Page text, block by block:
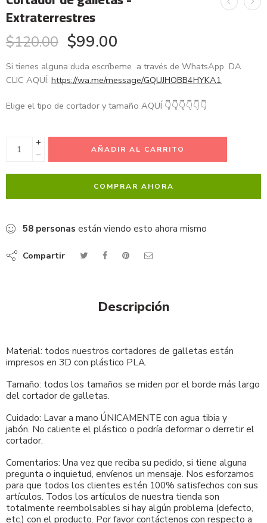
Extraterrestres
$120.00 $99.00
Si tienes alguna duda escríbeme a través de WhatsApp DA
CLIC AQUÍ: https://wa.me/message/GQUJHOBB4HYKA1
Elige el tipo de cortador y tamaño AQUÍ 👇👇👇👇👇👇
+
−
AÑADIR AL CARRITO
COMPRAR AHORA
58 personas están viendo esto ahora mismo
Compartir
Descripción
Material: todos nuestros cortadores de galletas están
impresos en 3D con plástico PLA.
Tamaño: todos los tamaños se miden por el borde más largo
del cortador de galletas.
Cuidado: Lavar a mano ÚNICAMENTE con agua tibia y
jabón. No caliente el plástico o podría deformar o derretir el
cortador.
Comentarios: Una vez que reciba su pedido, si tiene alguna
pregunta o inquietud, envíenos un mensaje. Nos esforzamos
para que todos los clientes estén 100% satisfechos con sus
artículos. Todos los artículos de nuestra tienda son
totalmente reembolsables si hay algún problema (defecto,
etc.) con el producto. Por favor contáctenos con respecto a